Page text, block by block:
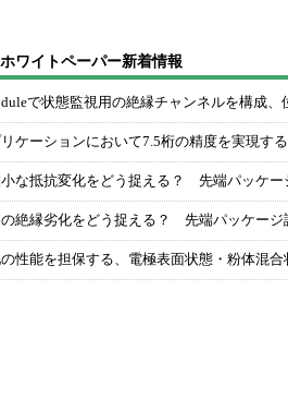
ワイトペーパー新着情報
で状態監視用の絶縁チャンネルを構成、
ケーションにおいて7.5桁の精度を実現す
な抵抗変化をどう捉える？ 先端パッケー
絶縁劣化をどう捉える？ 先端パッケージ
性能を担保する、電極表面状態・粉体混